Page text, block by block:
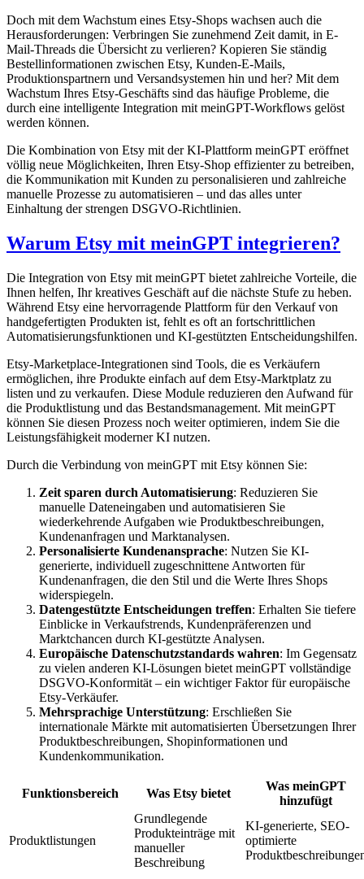
Doch mit dem Wachstum eines Etsy-Shops wachsen auch die
Herausforderungen: Verbringen Sie zunehmend Zeit damit, in E-
Mail-Threads die Übersicht zu verlieren? Kopieren Sie ständig
Bestellinformationen zwischen Etsy, Kunden-E-Mails,
Produktionspartnern und Versandsystemen hin und her? Mit dem
Wachstum Ihres Etsy-Geschäfts sind das häufige Probleme, die
durch eine intelligente Integration mit meinGPT-Workflows gelöst
werden können.
Die Kombination von Etsy mit der KI-Plattform meinGPT eröffnet
völlig neue Möglichkeiten, Ihren Etsy-Shop effizienter zu betreiben,
die Kommunikation mit Kunden zu personalisieren und zahlreiche
manuelle Prozesse zu automatisieren – und das alles unter
Einhaltung der strengen DSGVO-Richtlinien.
Warum Etsy mit meinGPT integrieren?
Die Integration von Etsy mit meinGPT bietet zahlreiche Vorteile, die
Ihnen helfen, Ihr kreatives Geschäft auf die nächste Stufe zu heben.
Während Etsy eine hervorragende Plattform für den Verkauf von
handgefertigten Produkten ist, fehlt es oft an fortschrittlichen
Automatisierungsfunktionen und KI-gestützten Entscheidungshilfen.
Etsy-Marketplace-Integrationen sind Tools, die es Verkäufern
ermöglichen, ihre Produkte einfach auf dem Etsy-Marktplatz zu
listen und zu verkaufen. Diese Module reduzieren den Aufwand für
die Produktlistung und das Bestandsmanagement. Mit meinGPT
können Sie diesen Prozess noch weiter optimieren, indem Sie die
Leistungsfähigkeit moderner KI nutzen.
Durch die Verbindung von meinGPT mit Etsy können Sie:
Zeit sparen durch Automatisierung: Reduzieren Sie
manuelle Dateneingaben und automatisieren Sie
wiederkehrende Aufgaben wie Produktbeschreibungen,
Kundenanfragen und Marktanalysen.
Personalisierte Kundenansprache: Nutzen Sie KI-
generierte, individuell zugeschnittene Antworten für
Kundenanfragen, die den Stil und die Werte Ihres Shops
widerspiegeln.
Datengestützte Entscheidungen treffen: Erhalten Sie tiefere
Einblicke in Verkaufstrends, Kundenpräferenzen und
Marktchancen durch KI-gestützte Analysen.
Europäische Datenschutzstandards wahren: Im Gegensatz
zu vielen anderen KI-Lösungen bietet meinGPT vollständige
DSGVO-Konformität – ein wichtiger Faktor für europäische
Etsy-Verkäufer.
Mehrsprachige Unterstützung: Erschließen Sie
internationale Märkte mit automatisierten Übersetzungen Ihrer
Produktbeschreibungen, Shopinformationen und
Kundenkommunikation.
Funktionsbereich Was Etsy bietet
Was meinGPT
hinzufügt
Produktlistungen
Grundlegende
Produkteinträge mit
manueller
Beschreibung
KI-generierte, SEO-
optimierte